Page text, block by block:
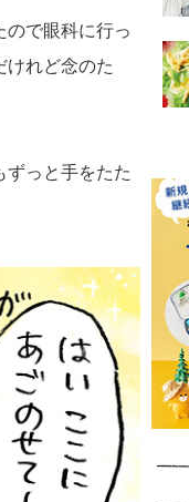
ので眼科に行っ
けれど念のた
ずっと手をたた